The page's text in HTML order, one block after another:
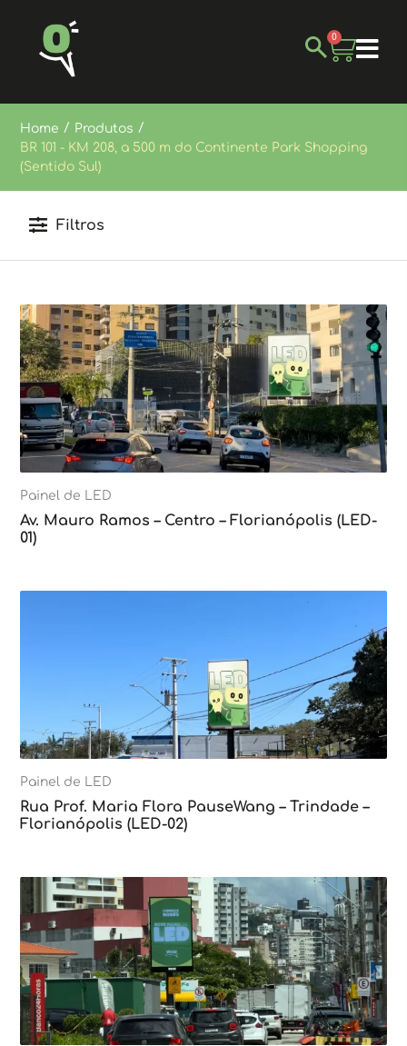
0
Home / Produtos /
BR 101 - KM 208, a 500 m do Continente Park Shopping
(Sentido Sul)
Filtros
Painel de LED
Av. Mauro Ramos – Centro – Florianópolis (LED-
01)
Painel de LED
Rua Prof. Maria Flora PauseWang – Trindade –
Florianópolis (LED-02)